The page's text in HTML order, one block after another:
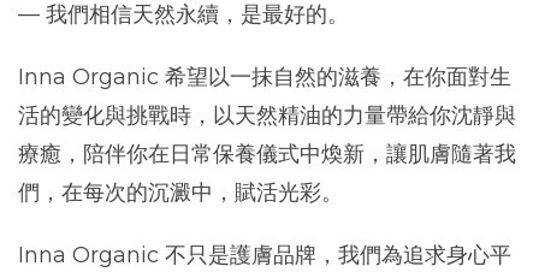
— 我們相信天然永續，是最好的。
Inna Organic 希望以一抹自然的滋養，在你面對生
活的變化與挑戰時，以天然精油的力量帶給你沈靜與
療癒，陪伴你在日常保養儀式中煥新，讓肌膚隨著我
們，在每次的沉澱中，賦活光彩。
Inna Organic 不只是護膚品牌，我們為追求身心平